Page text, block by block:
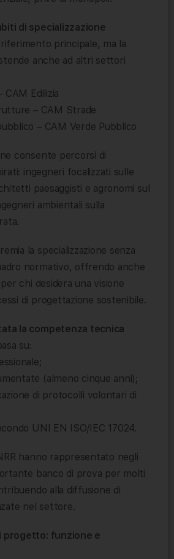
di specializzazione
riferimento principale, ma la
anche ad altri settori
CAM Edilizia
– CAM Strade
– CAM Verde Pubblico
consente percorsi di
ingegneri focalizzati sulle
paesaggisti e agronomi sul
ambientali sulla
la specializzazione senza
normativo, offrendo anche
chi desidera una visione
di progettazione sostenibile.
la competenza tecnica
su:
(almeno cinque anni);
di protocolli volontari di
UNI EN ISO/IEC 17024.
hanno rappresentato negli
banco di prova per molti
alla diffusione di
nel settore.
progetto: funzione e